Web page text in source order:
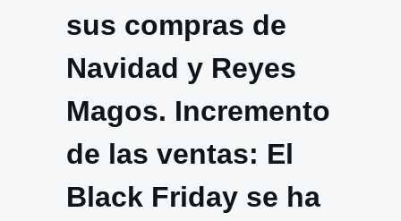
sus compras de
Navidad y Reyes
Magos. Incremento
de las ventas: El
Black Friday se ha